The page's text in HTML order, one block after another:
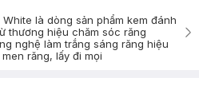
là dòng sản phẩm kem đánh
thương hiệu chăm sóc răng
nghệ làm trắng sáng răng hiệu
răng, lấy đi mọi